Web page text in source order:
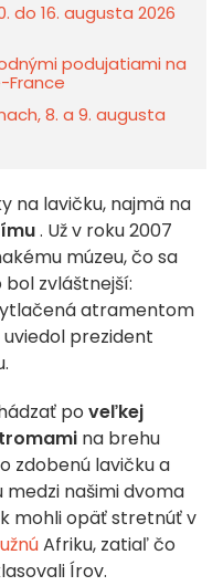
do 16. augusta 2026
podujatiami na
France
8. a 9. augusta
na lavičku, najmä na
. Už v roku 2007
múzeu, čo sa
zvláštnejší:
atramentom
prezident
po veľkej
na brehu
zdobenú lavičku a
našimi dvoma
mohli opäť stretnúť v
Afriku, zatiaľ čo
Írov.